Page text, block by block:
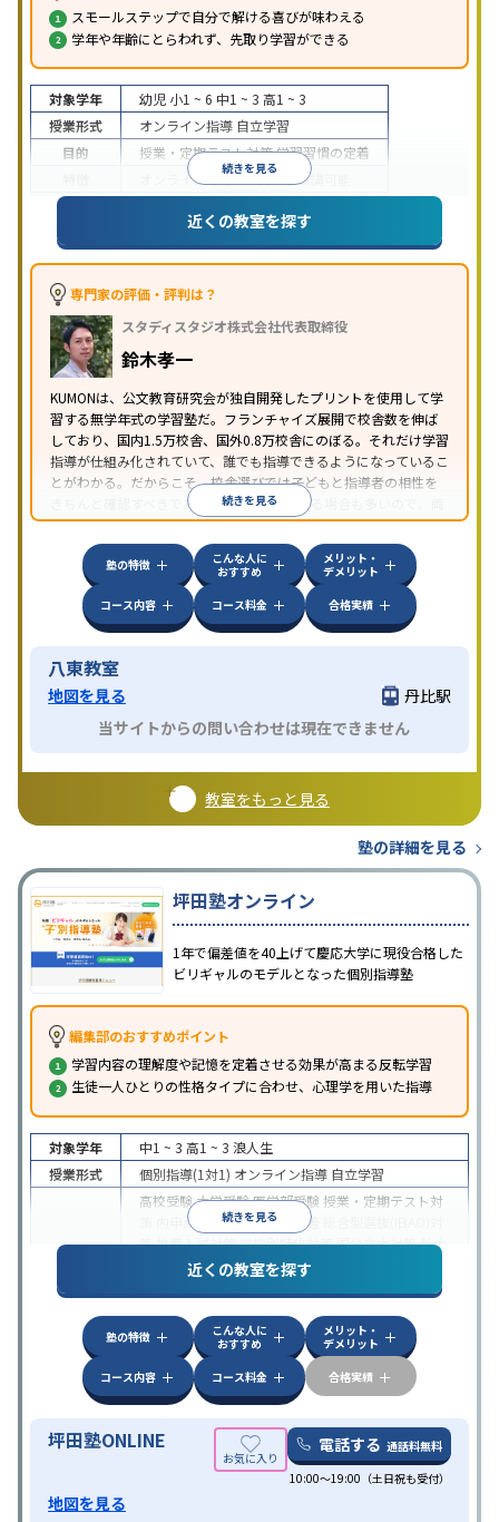
スモールステップで自分で解ける喜びが味わえる
学年や年齢にとらわれず、先取り学習ができる
続きを見る
対象学年 幼児 小1 ~ 6 中1 ~ 3 高1 ~ 3
授業形式
オンライン指導 自立学習
目的
授業・定期テスト対策学習習慣の定着
オンライン対応1科目から受講可能
近くの教室を探す
専門家の評価・評判は？
スタディスタジオ株式会社代表取締役
鈴木孝一
KUMONは、公文教育研究会が独自開発したプリントを使用して学
習する無学年式の学習塾だ。フランチャイズ展開で校舎数を伸ば
しており、国内1.5万校舎、国外0.8万校舎にのぼる。それだけ学習
指導が仕組み化されていて、誰でも指導できるようになっているこ
とがわかる。だからこそ、校舎選びでは子どもと指導者の相性を
きちんと確認すべきである。近所に2校舎ある場合も多いので、両
方見学してみることをオススメする。
続きを見る
塾の特徴
こんな人に
おすすめ
メリット・
デメリット
コース内容
コース料金 合格実績
八東教室
地図を見る
丹比駅
当サイトからの問い合わせは現在できません
教室をもっと見る
塾の詳細を見る
坪田塾オンライン
1年で偏差値を40上げて慶応大学に現役合格した
ビリギャルのモデルとなった個別指導塾
編集部のおすすめポイント
学習内容の理解度や記憶を定着させる効果が高まる反転学習
生徒一人ひとりの性格タイプに合わせ、心理学を用いた指導
続きを見る
対象学年 中1 ~ 3 高1 ~ 3 浪人生
授業形式
個別指導(1対1) オンライン指導 自立学習
高校受験大学受験医学部受験 授業・定期テスト対
内申点対策学習習慣の定着
策推薦入試対策学校別特化対策国公立大対策私大
共通テスト対策英検(英語検定)対策
その
特徴
中高一貫校生に対応授業の振替可能 不登校生に対
学習にPC・タブレットを利用オンライン対応
科目から受講可能季節講習のみの受講可発達障害
の子どもに対応
近くの教室を探す
塾の特徴
こんな人に
おすすめ
メリット・
デメリット
コース内容
コース料金 合格実績
坪田塾ONLINE 電話する 通話料無料
10:00～19:00（土日祝も受付）
地図を見る